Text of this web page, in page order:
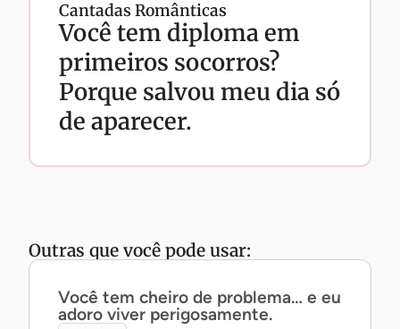
Cantadas Românticas
Você tem diploma em
primeiros socorros?
Porque salvou meu dia só
de aparecer.
Outras que você pode usar:
Você tem cheiro de problema… e eu
adoro viver perigosamente.